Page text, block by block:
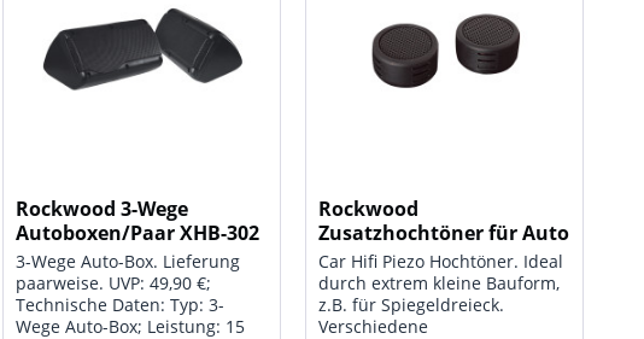
Rockwood 3-Wege
Autoboxen/Paar XHB-302
3-Wege Auto-Box. Lieferung
paarweise. UVP: 49,90 €;
Technische Daten: Typ: 3-
Wege Auto-Box; Leistung: 15
Rockwood
Zusatzhochtöner für Auto
Car Hifi Piezo Hochtöner. Ideal
durch extrem kleine Bauform,
z.B. für Spiegeldreieck.
Verschiedene